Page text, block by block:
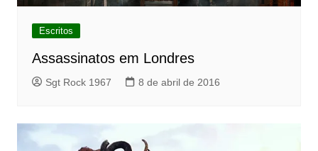
Escritos
Assassinatos em Londres
Sgt Rock 1967 8 de abril de 2016